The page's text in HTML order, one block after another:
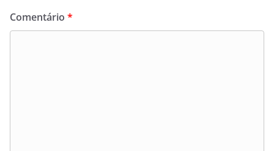
Comentário *